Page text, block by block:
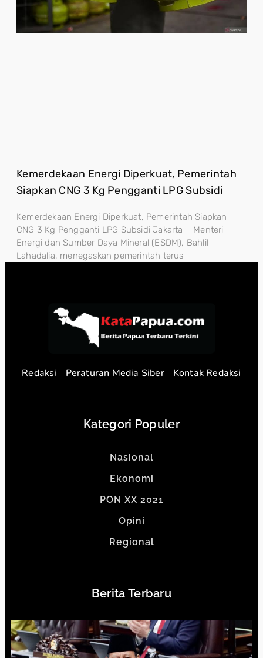
Kemerdekaan Energi Diperkuat, Pemerintah
Siapkan CNG 3 Kg Pengganti LPG Subsidi
Kemerdekaan Energi Diperkuat, Pemerintah Siapkan
CNG 3 Kg Pengganti LPG Subsidi Jakarta – Menteri
Energi dan Sumber Daya Mineral (ESDM), Bahlil
Lahadalia, menegaskan pemerintah terus
Redaksi Peraturan Media Siber Kontak Redaksi
Kategori Populer
Nasional
Ekonomi
PON XX 2021
Opini
Regional
Berita Terbaru